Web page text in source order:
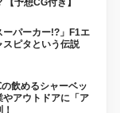
予想CG付き】
ーパーカー!?」F1エ
スピタという伝説
飲めるシャーベッ
やアウトドアに「ア